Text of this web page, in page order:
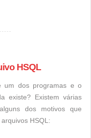
HSQL
um dos programas e o
existe? Existem várias
dos motivos que
HSQL: